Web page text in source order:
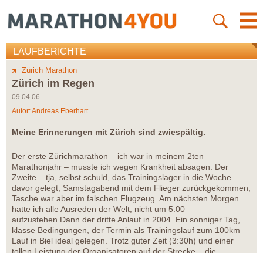
LAUFBERICHTE
Zürich Marathon
Zürich im Regen
09.04.06
Autor:Andreas Eberhart
Meine Erinnerungen mit Zürich sind zwiespältig.
Der erste Zürichmarathon – ich war in meinem 2ten
Marathonjahr – musste ich wegen Krankheit absagen. Der
Zweite – tja, selbst schuld, das Trainingslager in die Woche
davor gelegt, Samstagabend mit dem Flieger zurückgekommen,
Tasche war aber im falschen Flugzeug. Am nächsten Morgen
hatte ich alle Ausreden der Welt, nicht um 5:00
aufzustehen.Dann der dritte Anlauf in 2004. Ein sonniger Tag,
klasse Bedingungen, der Termin als Trainingslauf zum 100km
Lauf in Biel ideal gelegen. Trotz guter Zeit (3:30h) und einer